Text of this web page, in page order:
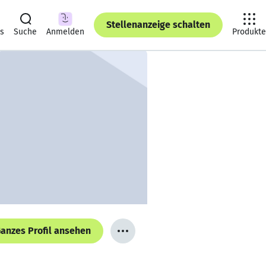
Suche Anmelden
Stellenanzeige schalten
Produkte
Profil ansehen